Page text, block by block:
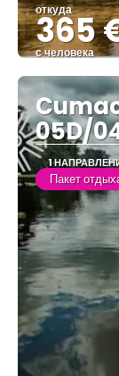
откуда
365
с человека
05D/
1
Пакет